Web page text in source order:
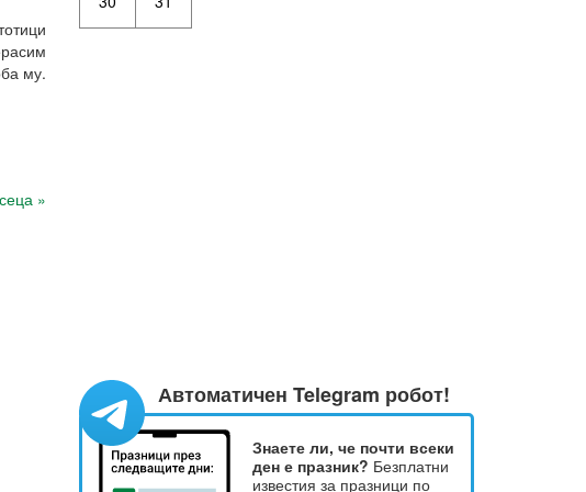
му.
»
Автоматичен Telegram робот!
Знаете ли, че почти всеки
ден е празник? Безплатни
известия за празници по